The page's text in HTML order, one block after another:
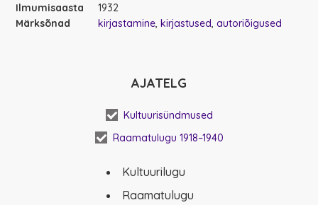
Ilmumisaasta
1932
Märksõnad
kirjastamine kirjastused autoriõigused
AJATELG
Kultuurisündmused
Raamatulugu 1918–1940
Kultuurilugu
Raamatulugu